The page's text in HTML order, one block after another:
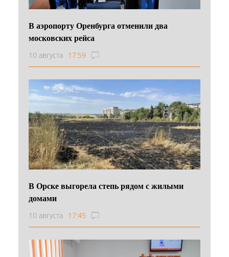
В аэропорту Оренбурга отменили два
московских рейса
10 августа 17:59
В Орске выгорела степь рядом с жилыми
домами
10 августа 17:45